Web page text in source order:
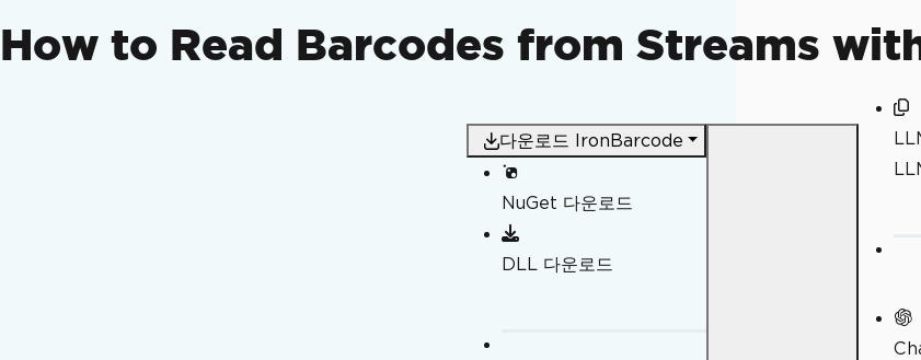
최대 평행 나사산 설정
이미지 보정
How to Read Barcodes from Streams
다운로드 IronBarcode
NuGet 다운로드
DLL 다운로드